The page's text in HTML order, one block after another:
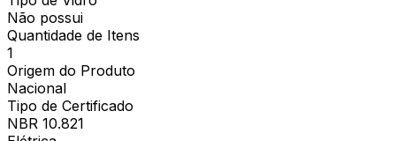
Não possui
Quantidade de Itens
1
Origem do Produto
Nacional
Tipo de Certificado
NBR 10.821